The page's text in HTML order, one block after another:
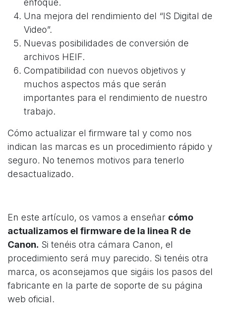
Una mejora del rendimiento del “IS Digital de
Video”.
Nuevas posibilidades de conversión de
archivos HEIF.
Compatibilidad con nuevos objetivos y
muchos aspectos más que serán
importantes para el rendimiento de nuestro
trabajo.
Cómo actualizar el firmware tal y como nos
indican las marcas es un procedimiento rápido y
seguro. No tenemos motivos para tenerlo
desactualizado.
En este artículo, os vamos a enseñar cómo
actualizamos el firmware de la linea R de
Canon. Si tenéis otra cámara Canon, el
procedimiento será muy parecido. Si tenéis otra
marca, os aconsejamos que sigáis los pasos del
fabricante en la parte de soporte de su página
web oficial.